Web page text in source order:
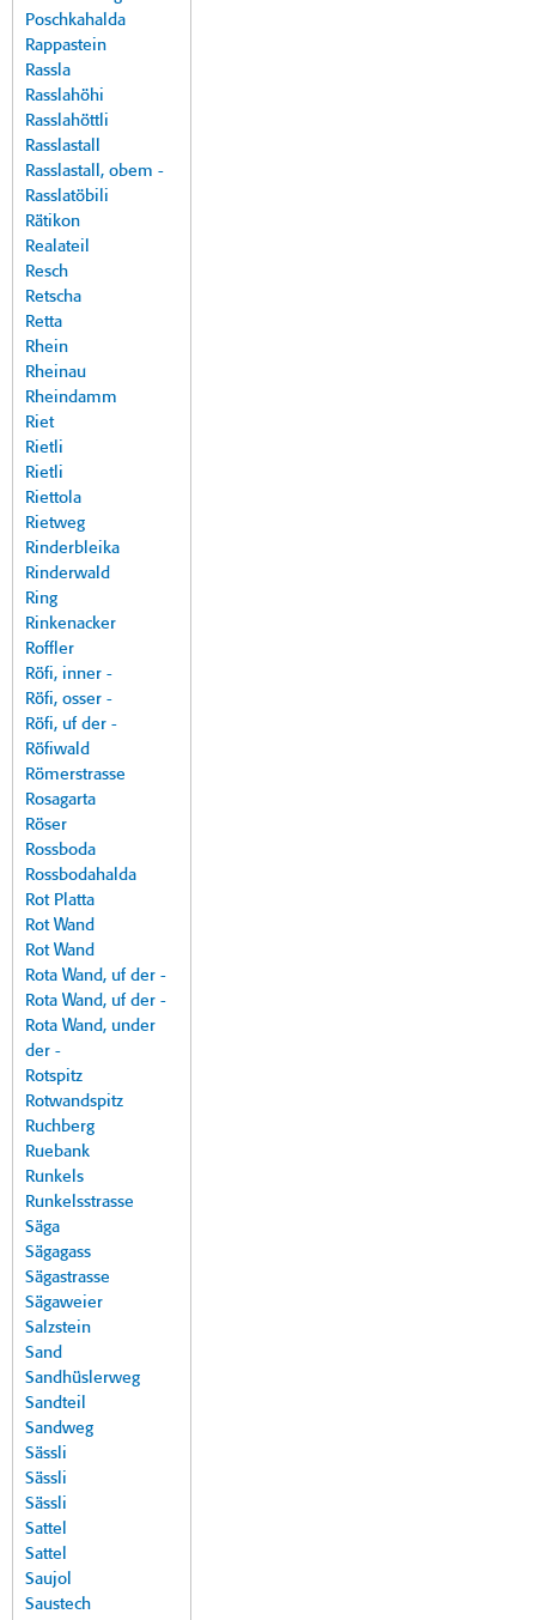
Poschkahalda
Rappastein
Rassla
Rasslahöhi
Rasslahöttli
Rasslastall
Rasslastall, obem -
Rasslatöbili
Rätikon
Realateil
Resch
Retscha
Retta
Rhein
Rheinau
Rheindamm
Riet
Rietli
Rietli
Riettola
Rietweg
Rinderbleika
Rinderwald
Ring
Rinkenacker
Roffler
Röfi, inner -
Röfi, osser -
Röfi, uf der -
Röfiwald
Römerstrasse
Rosagarta
Röser
Rossboda
Rossbodahalda
Rot Platta
Rot Wand
Rot Wand
Rota Wand, uf der -
Rota Wand, uf der -
Rota Wand, under
der -
Rotspitz
Rotwandspitz
Ruchberg
Ruebank
Runkels
Runkelsstrasse
Säga
Sägagass
Sägastrasse
Sägaweier
Salzstein
Sand
Sandhüslerweg
Sandteil
Sandweg
Sässli
Sässli
Sässli
Sattel
Sattel
Saujol
Saustech